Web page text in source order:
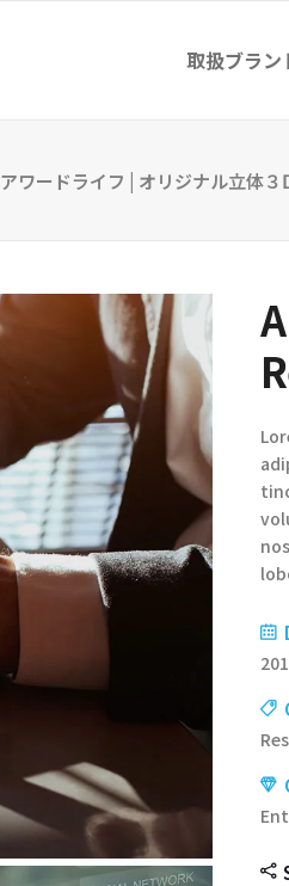
取扱ブラン
アワードライフ | オリジナル立体